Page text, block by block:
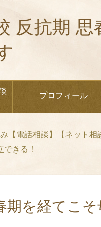
反抗期
プロフィール
【電話相談】【ネット相
きる！
期を経てこそ